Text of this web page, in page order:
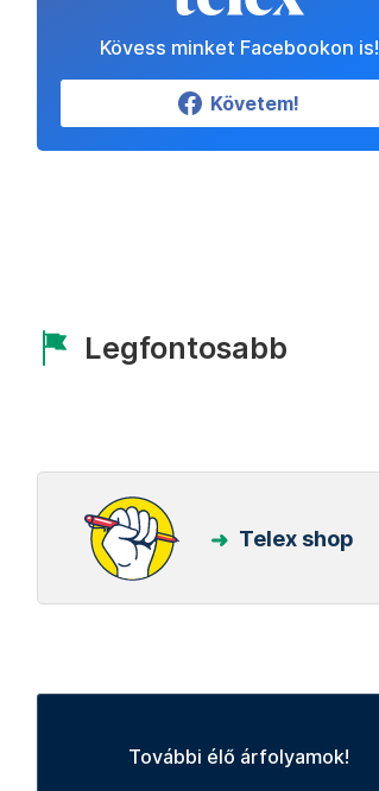
Kövess minket Facebookon is!
Követem!
Legfontosabb
Telex shop
További élő árfolyamok!